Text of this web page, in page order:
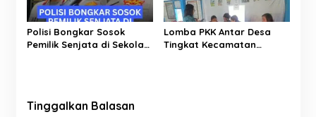
Polisi Bongkar Sosok
Pemilik Senjata di Sekolah
Lomba PKK Antar Desa
Tingkat Kecamatan
Tinggalkan Balasan